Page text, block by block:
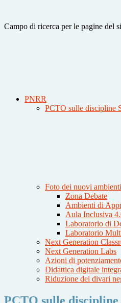
Campo di ricerca per le pagine del
PNRR
PCTO sulle discipline
Foto dei nuovi
Zona Debate
Ambienti di
Aula Inclusiva
Laboratorio di
Laboratorio
Next Generation
Next Generation Labs
Azioni di
Didattica digitale
Riduzione dei divari